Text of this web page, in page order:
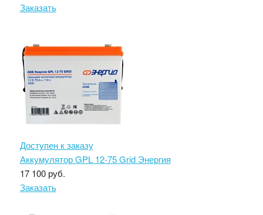
Заказать
Доступен к заказу
Аккумулятор GPL 12-75 Grid Энергия
17 100 руб.
Заказать